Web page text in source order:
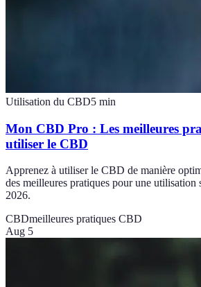
Utilisation du CBD5 min
Mon CBD Pro : Les meilleures
utiliser le CBD
Apprenez à utiliser le CBD de manière
des meilleures pratiques pour une utilisation
2026.
CBDmeilleures pratiques CBD
Aug 5